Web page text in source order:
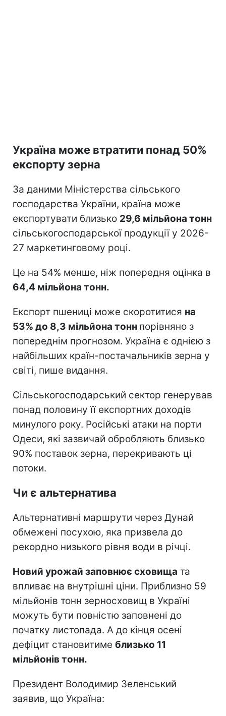
Україна може втратити понад 50%
експорту зерна
За даними Міністерства сільського
господарства України, країна може
експортувати близько 29,6 мільйона тонн
сільськогосподарської продукції у 2026-
27 маркетинговому році.
Це на 54% менше, ніж попередня оцінка в
64,4 мільйона тонн.
Експорт пшениці може скоротитися на
53% до 8,3 мільйона тонн порівняно з
попереднім прогнозом. Україна є однією з
найбільших країн-постачальників зерна у
світі, пише видання.
Сільськогосподарський сектор генерував
понад половину її експортних доходів
минулого року. Російські атаки на порти
Одеси, які зазвичай обробляють близько
90% поставок зерна, перекривають ці
потоки.
Чи є альтернатива
Альтернативні маршрути через Дунай
обмежені посухою, яка призвела до
рекордно низького рівня води в річці.
Новий урожай заповнює сховища та
впливає на внутрішні ціни. Приблизно 59
мільйонів тонн зерносховищ в Україні
можуть бути повністю заповнені до
початку листопада. А до кінця осені
дефіцит становитиме близько 11
мільйонів тонн.
Президент Володимир Зеленський
заявив, що Україна: